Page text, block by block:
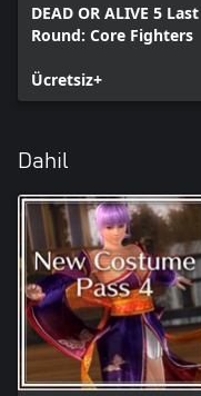
DEAD OR ALIVE 5 Last
Round: Core Fighters
Ücretsiz+
Dahil